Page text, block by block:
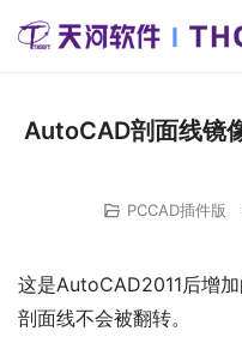
AutoCAD剖面线镜
PCCAD插件版
这是AutoCAD2011后增
剖面线不会被翻转。